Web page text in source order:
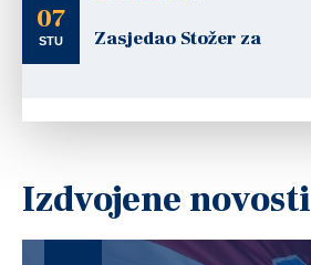
07
STU Zasjedao Stožer za
Izdvojene novosti